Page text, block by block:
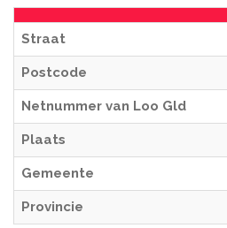
Straat
Postcode
Netnummer van Loo Gld
Plaats
Gemeente
Provincie